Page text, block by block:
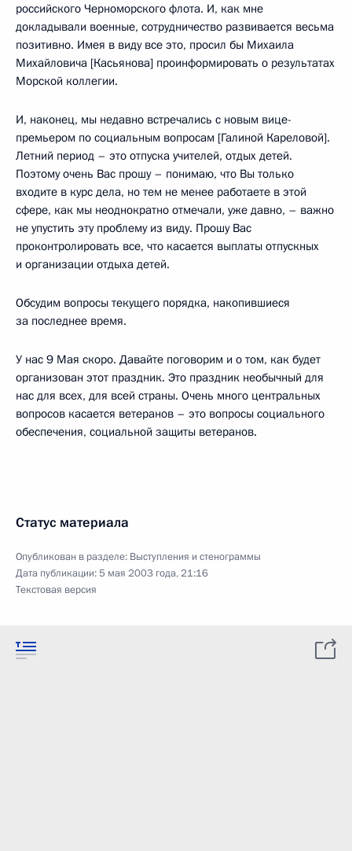
российского Черноморского флота. И, как мне
докладывали военные, сотрудничество развивается весьма
позитивно. Имея в виду все это, просил бы Михаила
Михайловича [Касьянова] проинформировать о результатах
Морской коллегии.
И, наконец, мы недавно встречались с новым вице-
премьером по социальным вопросам [Галиной Кареловой].
Летний период – это отпуска учителей, отдых детей.
Поэтому очень Вас прошу – понимаю, что Вы только
входите в курс дела, но тем не менее работаете в этой
сфере, как мы неоднократно отмечали, уже давно, – важно
не упустить эту проблему из виду. Прошу Вас
проконтролировать все, что касается выплаты отпускных
и организации отдыха детей.
Обсудим вопросы текущего порядка, накопившиеся
за последнее время.
У нас 9 Мая скоро. Давайте поговорим и о том, как будет
организован этот праздник. Это праздник необычный для
нас для всех, для всей страны. Очень много центральных
вопросов касается ветеранов – это вопросы социального
обеспечения, социальной защиты ветеранов.
Статус материала
Опубликован в разделе: Выступления и стенограммы
Дата публикации:5 мая 2003 года, 21:16
Текстовая версия